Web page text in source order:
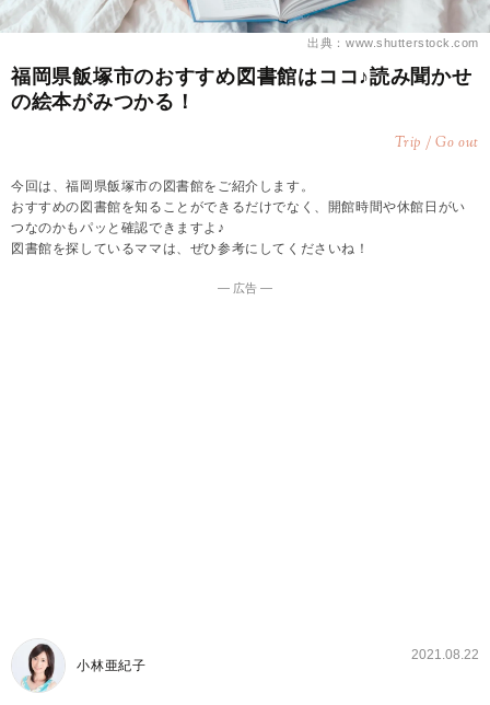
出典：www.shutterstock.com
福岡県飯塚市のおすすめ図書館はココ♪読み聞かせ
の絵本がみつかる！
Trip / Go out
今回は、福岡県飯塚市の図書館をご紹介します。
おすすめの図書館を知ることができるだけでなく、開館時間や休館日がい
つなのかもパッと確認できますよ♪
図書館を探しているママは、ぜひ参考にしてくださいね！
― 広告 ―
小林亜紀子
2021.08.22